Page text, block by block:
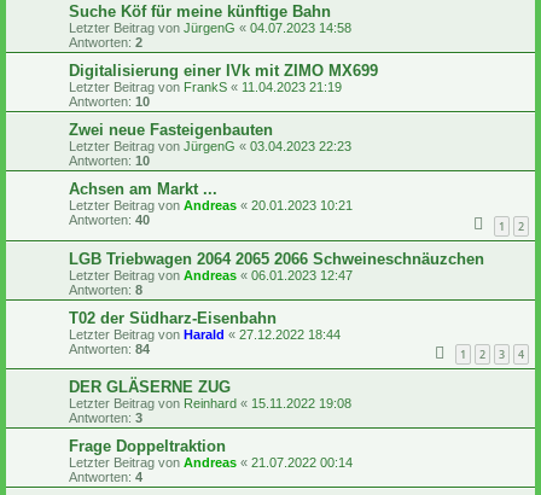
Suche Köf für meine künftige Bahn
Letzter Beitrag von JürgenG « 04.07.2023 14:58
Antworten: 2
Digitalisierung einer IVk mit ZIMO MX699
Letzter Beitrag von FrankS « 11.04.2023 21:19
Antworten: 10
Zwei neue Fasteigenbauten
Letzter Beitrag von JürgenG « 03.04.2023 22:23
Antworten: 10
Achsen am Markt ...
Letzter Beitrag von Andreas « 20.01.2023 10:21
Antworten: 40 1 2
LGB Triebwagen 2064 2065 2066 Schweineschnäuzchen
Letzter Beitrag von Andreas « 06.01.2023 12:47
Antworten: 8
T02 der Südharz-Eisenbahn
Letzter Beitrag von Harald « 27.12.2022 18:44
Antworten: 84 1 2 3 4
DER GLÄSERNE ZUG
Letzter Beitrag von Reinhard « 15.11.2022 19:08
Antworten: 3
Frage Doppeltraktion
Letzter Beitrag von Andreas « 21.07.2022 00:14
Antworten: 4